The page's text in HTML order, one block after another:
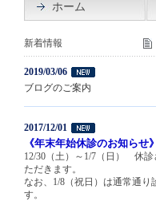
ホーム
新着情報
2019/03/06
ブログのご案内
2017/12/01
《年末年始休診のお知らせ》
12/30（土）～1/7（日） 休診
ただきます。
なお、1/8（祝日）は通常通り
す。